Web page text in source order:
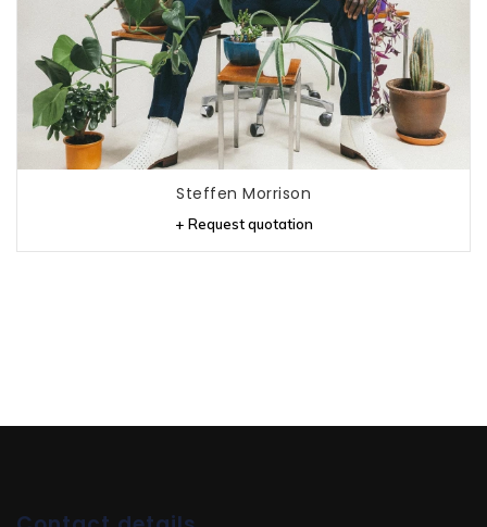
Steffen Morrison
+ Request quotation